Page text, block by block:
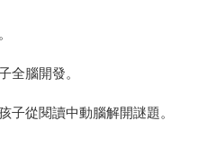
全腦開發。
子從閱讀中動腦解開謎題。